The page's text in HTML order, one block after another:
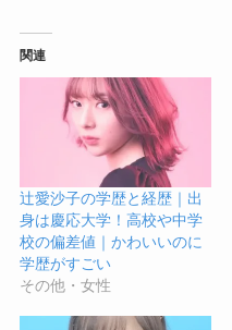
関連
辻愛沙子の学歴と経歴｜出
身は慶応大学！高校や中学
校の偏差値｜かわいいのに
学歴がすごい
その他・女性